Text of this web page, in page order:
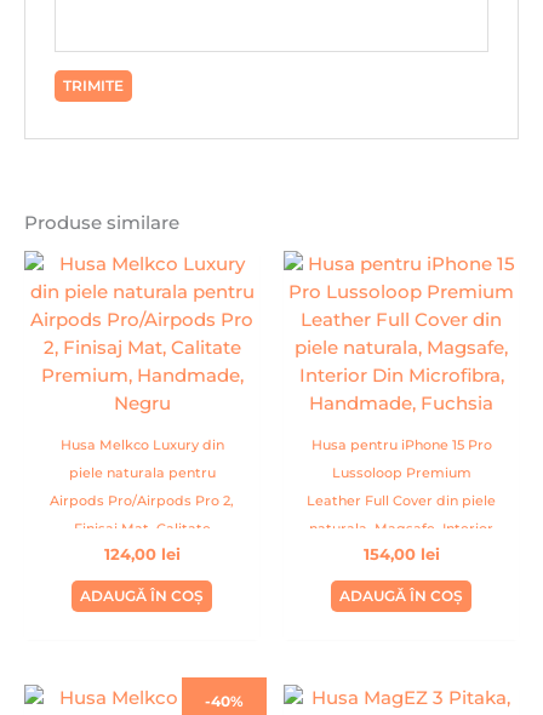
Produse similare
Husa Melkco Luxury din
piele naturala pentru
Airpods Pro/Airpods Pro 2,
Finisaj Mat, Calitate
Premium, Handmade,
Negru
124,00 lei
ADAUGĂ ÎN COȘ
Husa pentru iPhone 15 Pro
Lussoloop Premium
Leather Full Cover din piele
naturala, Magsafe, Interior
Din Microfibra, Handmade,
Fuchsia
154,00 lei
ADAUGĂ ÎN COȘ
-40%
Prețul
Prețul